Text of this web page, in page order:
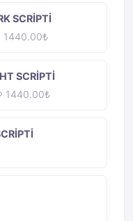
2
SCRIPTI
SCRIPTI